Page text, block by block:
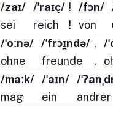
/zaɪ/
sei
/ˈraɪç/
reich
!
!
/fɔn/
von
/ˈoːnə/
ohne
/ˈfrɔɪ̯ndə/
freunde
,
,
/
/maːk/
mag
/ˈaɪn/
ein
/
andrer